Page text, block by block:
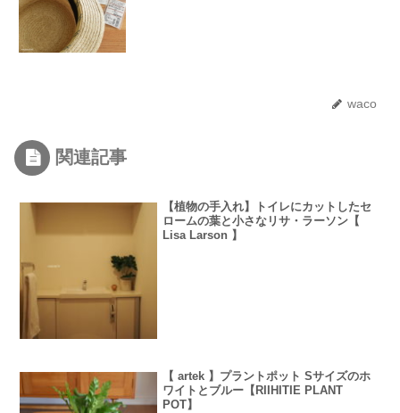
waco
関連記事
【植物の手入れ】トイレにカットしたセ
ロームの葉と小さなリサ・ラーソン【
Lisa Larson 】
【 artek 】プラントポット Sサイズのホ
ワイトとブルー【RIIHITIE PLANT
POT】